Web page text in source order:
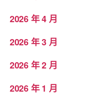
2026 年 4 月
2026 年 3 月
2026 年 2 月
2026 年 1 月